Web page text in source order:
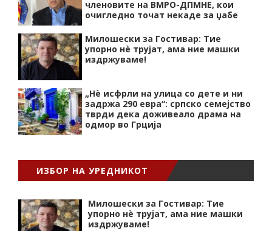
членовите на ВМРО-ДПМНЕ, кои
очигледно точат некаде за џабе
Милошески за Гостивар: Тие
упорно нѐ трујат, ама ние машки
издржуваме!
„Нѐ исфрли на улица со дете и ни
задржа 290 евра“: српско семејство
тврди дека доживеало драма на
одмор во Грција
ИЗБОР НА УРЕДНИКОТ
Милошески за Гостивар: Тие
упорно нѐ трујат, ама ние машки
издржуваме!